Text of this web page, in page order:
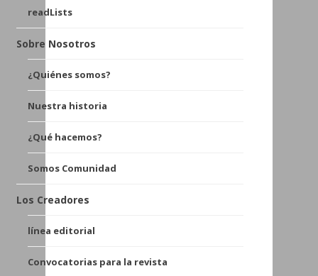
readLists
Sobre Nosotros
¿Quiénes somos?
Nuestra historia
¿Qué hacemos?
Somos Comunidad
Los Creadores
línea editorial
Convocatorias para la revista